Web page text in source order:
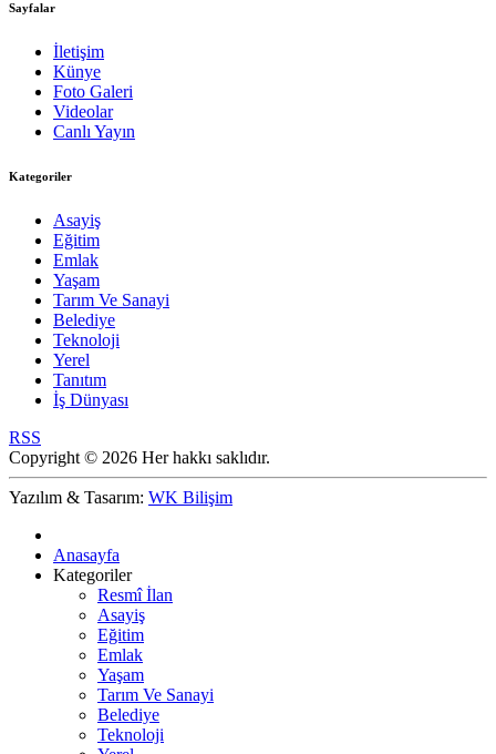
Sayfalar
İletişim
Künye
Foto Galeri
Videolar
Canlı Yayın
Kategoriler
Asayiş
Eğitim
Emlak
Yaşam
Tarım Ve Sanayi
Belediye
Teknoloji
Yerel
Tanıtım
İş Dünyası
RSS
Copyright © 2026 Her hakkı saklıdır.
Yazılım & Tasarım: WK Bilişim
Anasayfa
Kategoriler
Resmî İlan
Asayiş
Eğitim
Emlak
Yaşam
Tarım Ve Sanayi
Belediye
Teknoloji